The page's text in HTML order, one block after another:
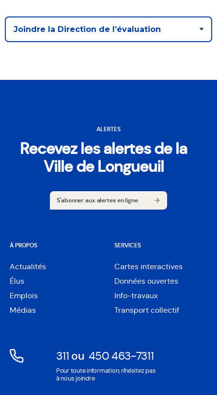
Joindre la Direction de l’évaluation
ALERTES
Recevez les alertes de la
Ville de Longueuil
S'abonner aux alertes en ligne
À PROPOS
Actualités
Élus
Emplois
Médias
SERVICES
Cartes interactives
Ouvre
dans
une
nouvelle
Données ouvertes
Ouvre
dans
une
Info-travaux
Transport collectif
311Ouvre
dans
ou 450 463-7311
Ouvre
dans
Pour toute information, n'hésitez pas
à nous joindre